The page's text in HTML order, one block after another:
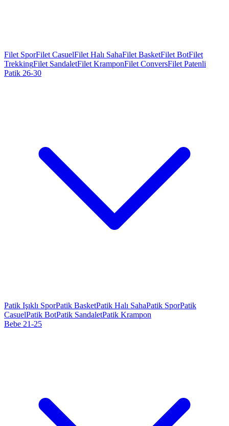
Filet SporFilet CasuelFilet Halı SahaFilet BasketFilet BotFilet
TrekkingFilet SandaletFilet KramponFilet ConversFilet Patenli
Patik 26-30
Patik Işıklı SporPatik BasketPatik Halı SahaPatik SporPatik
CasuelPatik BotPatik SandaletPatik Krampon
Bebe 21-25